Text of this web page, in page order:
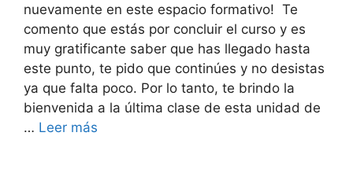
nuevamente en este espacio formativo! Te
comento que estás por concluir el curso y es
muy gratificante saber que has llegado hasta
este punto, te pido que continúes y no desistas
ya que falta poco. Por lo tanto, te brindo la
bienvenida a la última clase de esta unidad de
… Leer más